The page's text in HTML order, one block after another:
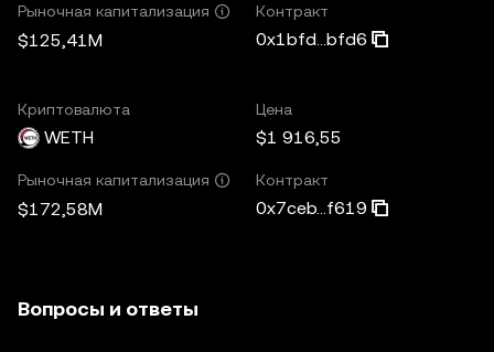
Рыночная капитализация
$125,41M
Контракт
0x1bfd...bfd6
Криптовалюта
WETH
Цена
$1 916,55
Рыночная капитализация
$172,58M
Контракт
0x7ceb...f619
Вопросы и ответы